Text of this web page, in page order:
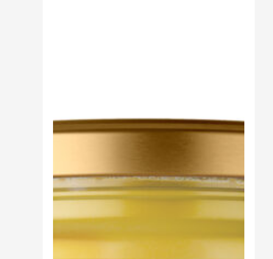
Dimagrimento naturale
Ipoglicemizzanti
Diuretici Naturali